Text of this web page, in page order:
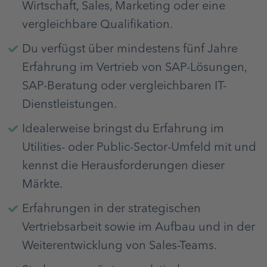
Wirtschaft, Sales, Marketing oder eine
vergleichbare Qualifikation.
Du verfügst über mindestens fünf Jahre
Erfahrung im Vertrieb von SAP-Lösungen,
SAP-Beratung oder vergleichbaren IT-
Dienstleistungen.
Idealerweise bringst du Erfahrung im
Utilities- oder Public-Sector-Umfeld mit und
kennst die Herausforderungen dieser
Märkte.
Erfahrungen in der strategischen
Vertriebsarbeit sowie im Aufbau und in der
Weiterentwicklung von Sales-Teams.